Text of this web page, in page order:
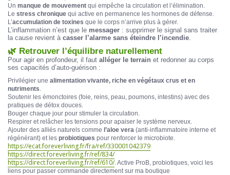
Un manque de mouvement qui empêche la circulation et l’élimination.
Le stress chronique qui active en permanence les hormones de défense.
L’accumulation de toxines que le corps n’arrive plus à gérer.
L’inflammation n’est que le messager : supprimer le signal sans traiter
la cause revient à casser l’alarme sans éteindre l’incendie.
🌿 Retrouver l’équilibre naturellement
Pour agir en profondeur, il faut alléger le terrain et redonner au corps
ses capacités d’auto-guérison :
Privilégier une alimentation vivante, riche en végétaux crus et en
nutriments.
Soutenir les émonctoires (foie, reins, peau, poumons, intestins) avec des
pratiques de détox douces.
Bouger chaque jour pour stimuler la circulation.
Respirer et relâcher les tensions pour apaiser le système nerveux.
Ajouter des alliés naturels comme l’aloe vera (anti-inflammatoire interne et
régénérant) et les probiotiques pour renforcer le microbiote.
https://ecat.foreverliving.fr/fra/ref/330001042379
https://direct.foreverliving.fr/ref/834/
https://direct.foreverliving.fr/ref/610/. Active ProB, probiotiques, voici les
liens pour passer commande directement sur ma boutique